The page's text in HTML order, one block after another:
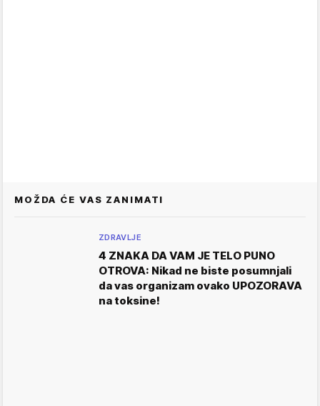
MOŽDA ĆE VAS ZANIMATI
ZDRAVLJE
4 ZNAKA DA VAM JE TELO PUNO
OTROVA: Nikad ne biste posumnjali
da vas organizam ovako UPOZORAVA
na toksine!